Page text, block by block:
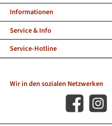
Service-Hotline
Informationen
Service & Info
Wir in den sozialen Netzwerken
Facebook Instagram